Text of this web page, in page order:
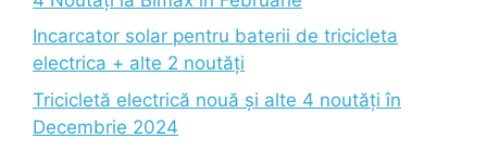
Incarcator solar pentru baterii de tricicleta
electrica + alte 2 noutăți
Tricicletă electrică nouă și alte 4 noutăți în
Decembrie 2024